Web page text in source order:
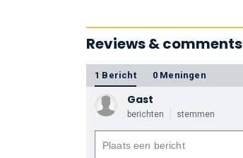
Reviews & comments
1 Bericht 0 Meningen
Gast
berichten stemmen